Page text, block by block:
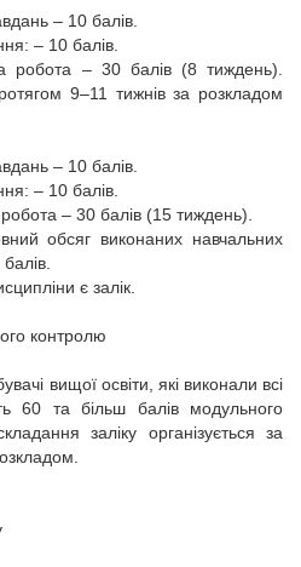
– 10 балів.
– 10 балів.
робота – 30 балів (8 тиждень).
9–11 тижнів за розкладом
– 10 балів.
– 10 балів.
– 30 балів (15 тиждень).
обсяг виконаних навчальних
є залік.
контролю
вищої освіти, які виконали всі
60 та більш балів модульного
заліку організується за